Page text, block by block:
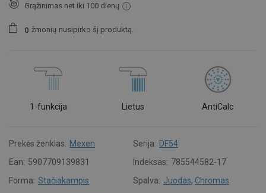
Grąžinimas net iki 100 dienų
0 žmonių nusipirko šį produktą.
1-funkcija Lietus AntiCalc
Prekės ženklas: Mexen Serija: DF54
Ean: 5907709139831 Indeksas: 785544582-17
Forma: Stačiakampis Spalva: Juodas, Chromas